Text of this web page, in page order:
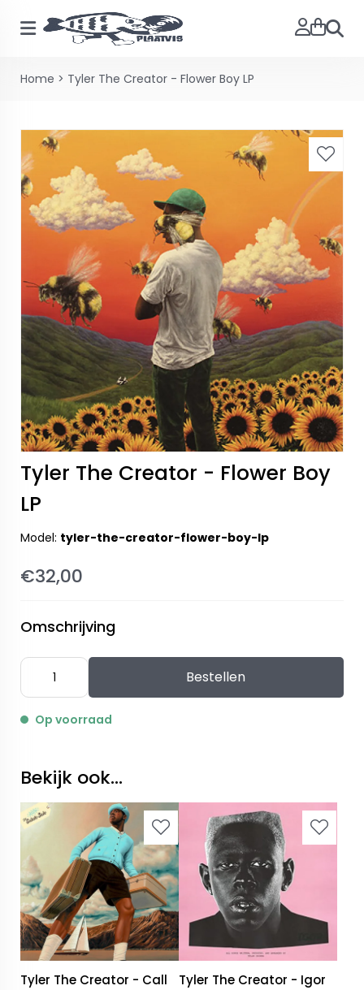
Home > Tyler The Creator - Flower Boy LP
Tyler The Creator - Flower Boy
LP
Model: tyler-the-creator-flower-boy-lp
€32,00
Omschrijving
Bestellen
Op voorraad
Bekijk ook...
Tyler The Creator - Call
Tyler The Creator - Igor